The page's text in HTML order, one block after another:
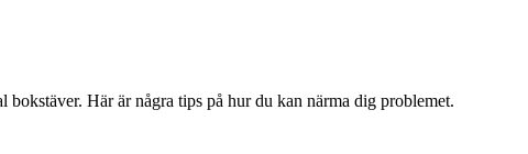
Här är några tips på hur du kan närma dig problemet.